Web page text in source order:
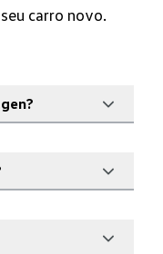
carro novo.
pela
pelo
a você as